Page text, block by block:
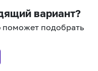
вариант?
подобрать